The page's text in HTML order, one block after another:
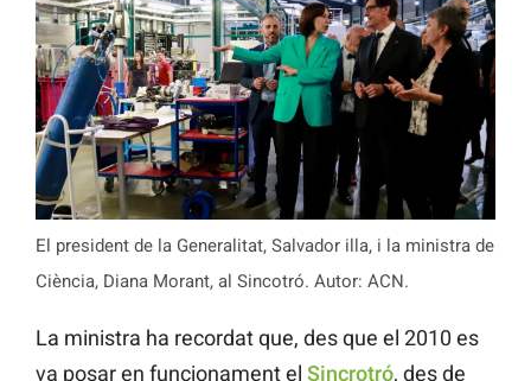
El president de la Generalitat, Salvador illa, i la ministra de
Ciència, Diana Morant, al Sincotró. Autor: ACN.
La ministra ha recordat que, des que el 2010 es
va posar en funcionament el Sincrotró, des de